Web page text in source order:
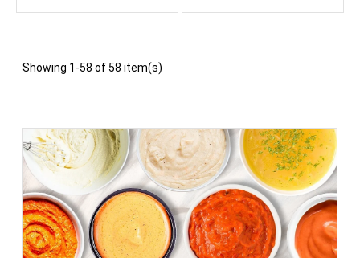
Showing 1-58 of 58 item(s)